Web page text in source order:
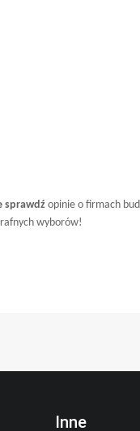
sprawdź opinie o firmach
wyborów!
Inne